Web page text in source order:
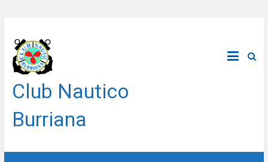
contenido
Club Nautico
Burriana